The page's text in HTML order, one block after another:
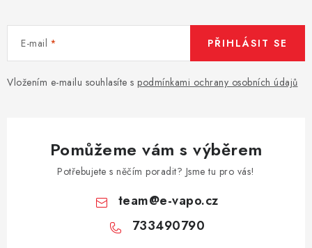
E-mail
Vložením e-mailu souhlasíte s podmínkami ochrany osobních údajů
PŘIHLÁSIT SE
Pomůžeme vám s výběrem
Potřebujete s něčím poradit? Jsme tu pro vás!
team@e-vapo.cz
733490790